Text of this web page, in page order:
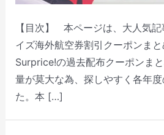
【目次】 本ページは、大人気
イズ海外航空券割引クーポンまと
Surprice!の過去配布クーポンま
量が莫大な為、探しやすく各年
た。本 […]